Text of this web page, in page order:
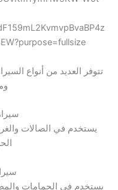
تتوفر العديد من أنواع
يستخدم في الصالات
يستخدم في الحمامات